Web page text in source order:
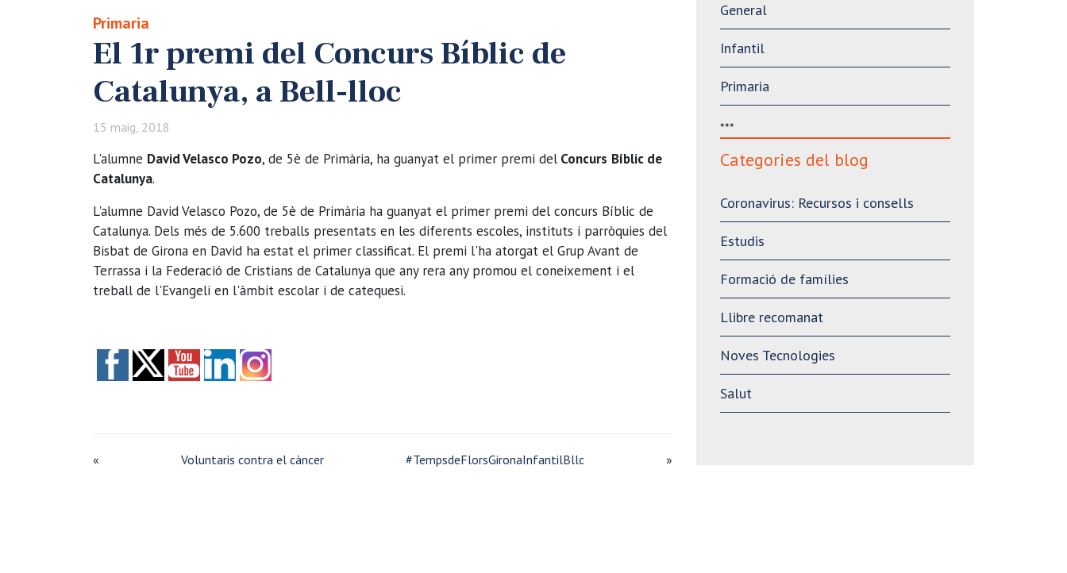
Primaria
El 1r premi del Concurs Bíblic de
Catalunya, a Bell-lloc
15 maig, 2018
L'alumne David Velasco Pozo, de 5è de Primària, ha guanyat el primer premi del Concurs Bíblic de
Catalunya.
L'alumne David Velasco Pozo, de 5è de Primària ha guanyat el primer premi del concurs Bíblic de
Catalunya. Dels més de 5.600 treballs presentats en les diferents escoles, instituts i parròquies del
Bisbat de Girona en David ha estat el primer classificat. El premi l'ha atorgat el Grup Avant de
Terrassa i la Federació de Cristians de Catalunya que any rera any promou el coneixement i el
treball de l'Evangeli en l'àmbit escolar i de catequesi.
« Voluntaris contra el càncer #TempsdeFlorsGironaInfantilBllc »
General
Infantil
Primaria
***
Categories del blog
Coronavirus: Recursos i consells
Estudis
Formació de famílies
Llibre recomanat
Noves Tecnologies
Salut